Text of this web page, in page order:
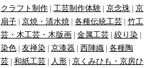
クラフト制作 工芸制作体験 京念珠 京
扇子 京焼・清水焼 各種伝統工芸 竹工
芸・木工芸・木版画 金属工芸 絞り染
染色 友禅染 京漆器 西陣織 各種陶
芸 和紙工芸 人形 京くみひも・京房ひ